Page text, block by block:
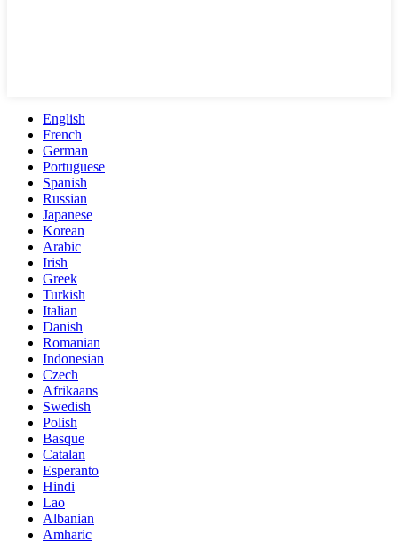
English
French
German
Portuguese
Spanish
Russian
Japanese
Korean
Arabic
Irish
Greek
Turkish
Italian
Danish
Romanian
Indonesian
Czech
Afrikaans
Swedish
Polish
Basque
Catalan
Esperanto
Hindi
Lao
Albanian
Amharic